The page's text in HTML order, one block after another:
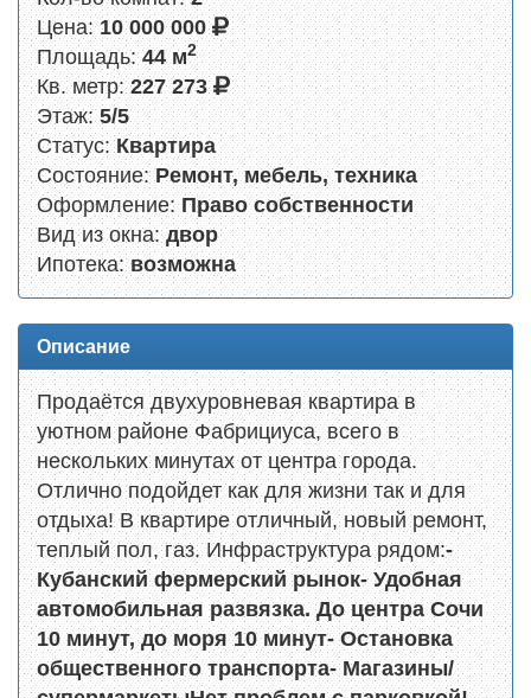
Цена: 10 000 000
Площадь:44 м2
Кв. метр:227 273
Этаж:5/5
Статус:Квартира
Состояние:Ремонт, мебель, техника
Оформление:Право собственности
Вид из окна:двор
Ипотека:возможна
Описание
Продаётся двухуровневая квартира в
уютном районе Фабрициуса, всего в
нескольких минутах от центра города.
Отлично подойдет как для жизни так и для
отдыха! В квартире отличный, новый ремонт,
теплый пол, газ. Инфраструктура рядом:-
Кубанский фермерский рынок- Удобная
автомобильная развязка. До центра Сочи
10 минут, до моря 10 минут- Остановка
общественного транспорта- Магазины/